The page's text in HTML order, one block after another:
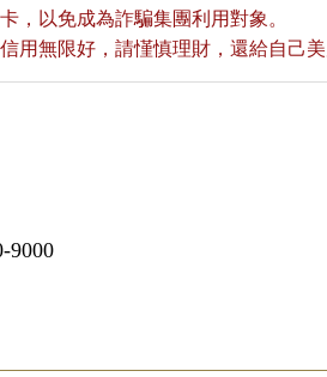
，以免成為詐騙集團利用對象。
用無限好，請慬慎理財，還給自己美
9000